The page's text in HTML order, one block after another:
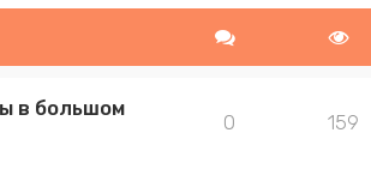
в большом
0 159